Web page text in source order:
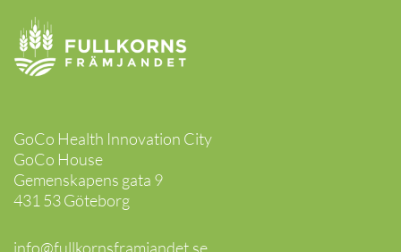
GoCo Health Innovation City
GoCo House
Gemenskapens gata 9
431 53 Göteborg
info@fullkornsframjandet.se